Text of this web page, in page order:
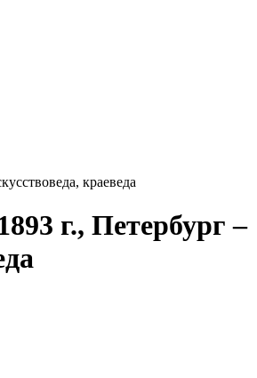
краеведа
г., Петербург –